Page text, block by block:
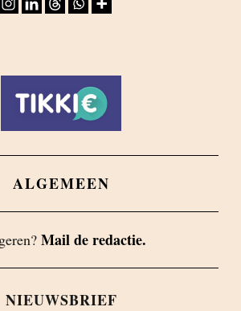
ALGEMEEN
Mail de redactie.
NIEUWSBRIEF